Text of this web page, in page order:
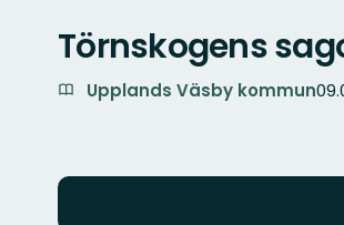
Törnskogens
Upplands Väsby kommun